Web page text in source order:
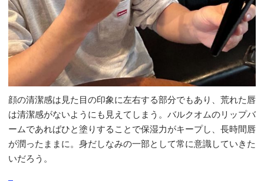
顔の清潔感は見た目の印象に左右する部分でもあり、荒れた唇
は清潔感がないようにも見えてしまう。バルクオムのリップバ
ームであればひと塗りすることで保湿力がキープし、長時間唇
が潤ったままに。身だしなみの一部として常に意識していきた
いだろう。